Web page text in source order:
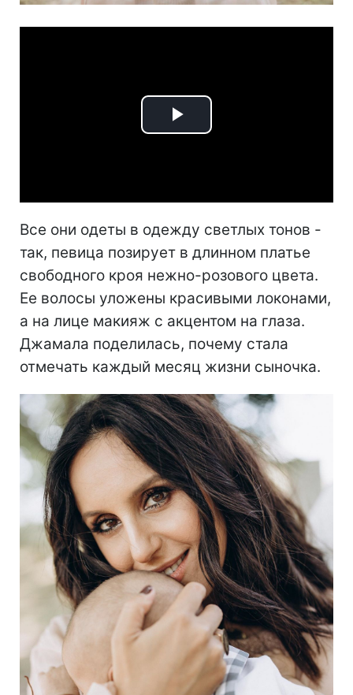
Play
Все они одеты в одежду светлых тонов -
так, певица позирует в длинном платье
свободного кроя нежно-розового цвета.
Ее волосы уложены красивыми локонами,
а на лице макияж с акцентом на глаза.
Джамала поделилась, почему стала
отмечать каждый месяц жизни сыночка.